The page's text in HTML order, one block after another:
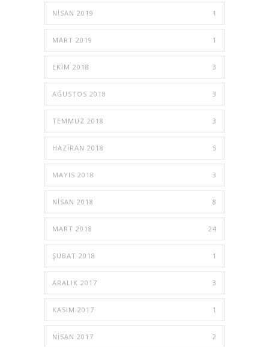
NISAN 2019 1
MART 2019 1
EKIM 2018 3
AĞUSTOS 2018 3
TEMMUZ 2018 3
HAZIRAN 2018 5
MAYIS 2018 3
NISAN 2018 8
MART 2018 24
ŞUBAT 2018 1
ARALIK 2017 3
KASIM 2017 1
NISAN 2017 2